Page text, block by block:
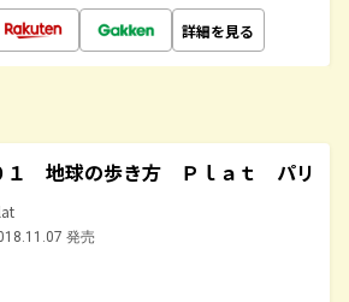
詳細を見る
１ 地球の歩き方 Ｐｌａｔ パリ
発売